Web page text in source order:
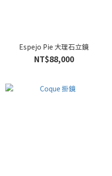
Espejo Pie 大理石立鏡
NT$88,000